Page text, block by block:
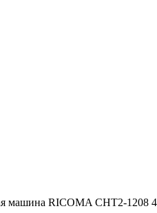
машина RICOMA CHT2-1208